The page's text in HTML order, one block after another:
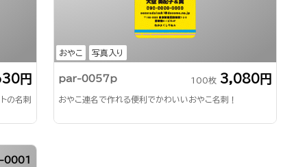
円
の名刺
おやこ 写真入り
par-0057p 100枚 3,080円
おやこ連名で作れる便利でかわいいおやこ名刺！
0001